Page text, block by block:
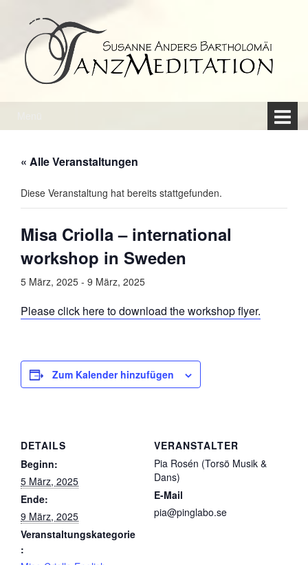
Hauptmenü
springen
« Alle Veranstaltungen
Diese Veranstaltung hat bereits stattgefunden.
Misa Criolla – international
workshop in Sweden
5 März, 2025 - 9 März, 2025
Please click here to download the workshop flyer.
Zum Kalender hinzufügen
DETAILS
Beginn:
5 März, 2025
Ende:
9 März, 2025
Veranstaltungskategorie
:
VERANSTALTER
Pia Rosén (Torsö Musik &
Dans)
E-Mail
pia@pinglabo.se